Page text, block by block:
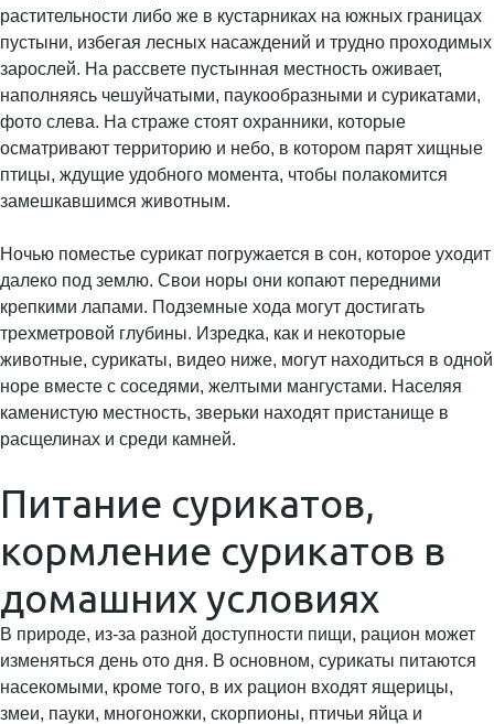
растительности либо же в кустарниках на южных границах
пустыни, избегая лесных насаждений и трудно проходимых
зарослей. На рассвете пустынная местность оживает,
наполняясь чешуйчатыми, паукообразными и сурикатами,
фото слева. На страже стоят охранники, которые
осматривают территорию и небо, в котором парят хищные
птицы, ждущие удобного момента, чтобы полакомится
замешкавшимся животным.
Ночью поместье сурикат погружается в сон, которое уходит
далеко под землю. Свои норы они копают передними
крепкими лапами. Подземные хода могут достигать
трехметровой глубины. Изредка, как и некоторые
животные, сурикаты, видео ниже, могут находиться в одной
норе вместе с соседями, желтыми мангустами. Населяя
каменистую местность, зверьки находят пристанище в
расщелинах и среди камней.
Питание сурикатов,
кормление сурикатов в
домашних условиях
В природе, из-за разной доступности пищи, рацион может
изменяться день ото дня. В основном, сурикаты питаются
насекомыми, кроме того, в их рацион входят ящерицы,
змеи, пауки, многоножки, скорпионы, птичьи яйца и